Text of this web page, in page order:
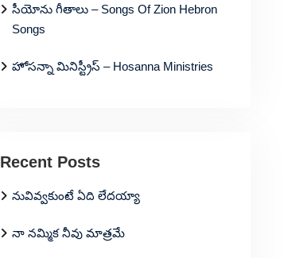
సీయోను గీతాలు – Songs Of Zion Hebron
Songs
హోసన్నా మినిస్ట్రీస్ – Hosanna Ministries
Recent Posts
నువివ్వకుంటే ఏది లేదయ్యా
నా నమ్మిక నీవు మాత్రమే